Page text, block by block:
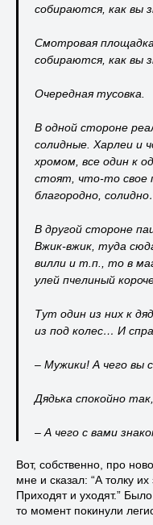
собираются, как вы
Смотровая
собираются, как вы
Очередная тусовка.
В одной стороне
солидные. Харлеи и
хромом, все один к
стоят, что-то свое
благородно,
В другой стороне
Вжик-вжик, туда
вилли и т.п., то в
улей пчелиный
Тут один из них к
из под колес… И
– Мужики! А чего вы
Дядька спокойно
– А чего с вами
Вот, собственно, про
мне и сказал: “А толку
Приходят и уходят.”
то момент покинули